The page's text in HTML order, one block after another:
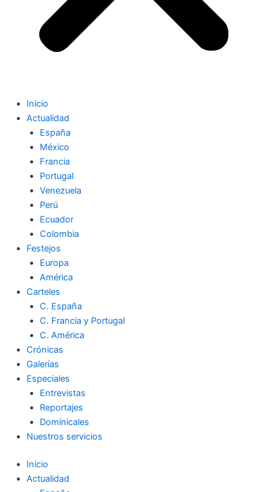
Inicio
Actualidad
España
México
Francia
Portugal
Venezuela
Perú
Ecuador
Colombia
Festejos
Europa
América
Carteles
C. España
C. Francia y Portugal
C. América
Crónicas
Galerías
Especiales
Entrevistas
Reportajes
Dominicales
Nuestros servicios
Inicio
Actualidad